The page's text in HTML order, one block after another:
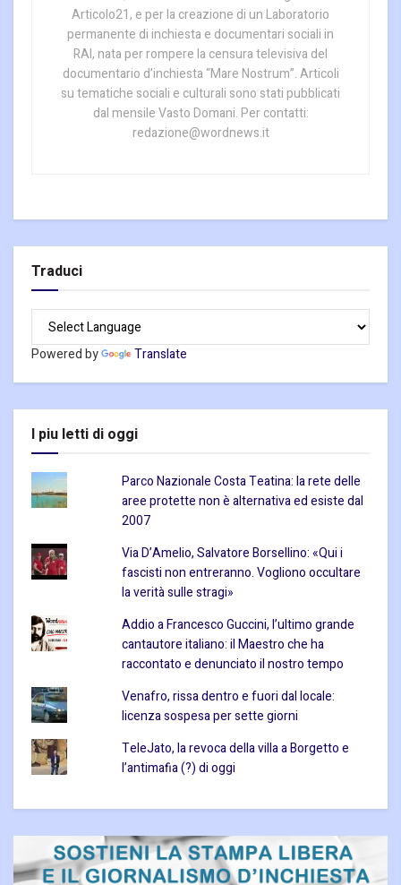
Articolo21, e per la creazione di un Laboratorio
permanente di inchiesta e documentari sociali in
RAI, nata per rompere la censura televisiva del
documentario d’inchiesta “Mare Nostrum”. Articoli
su tematiche sociali e culturali sono stati pubblicati
dal mensile Vasto Domani. Per contatti:
redazione@wordnews.it
Traduci
Powered by Translate
I piu letti di oggi
Parco Nazionale Costa Teatina: la rete delle
aree protette non è alternativa ed esiste dal
2007
Via D’Amelio, Salvatore Borsellino: «Qui i
fascisti non entreranno. Vogliono occultare
la verità sulle stragi»
Addio a Francesco Guccini, l’ultimo grande
cantautore italiano: il Maestro che ha
raccontato e denunciato il nostro tempo
Venafro, rissa dentro e fuori dal locale:
licenza sospesa per sette giorni
TeleJato, la revoca della villa a Borgetto e
l’antimafia (?) di oggi